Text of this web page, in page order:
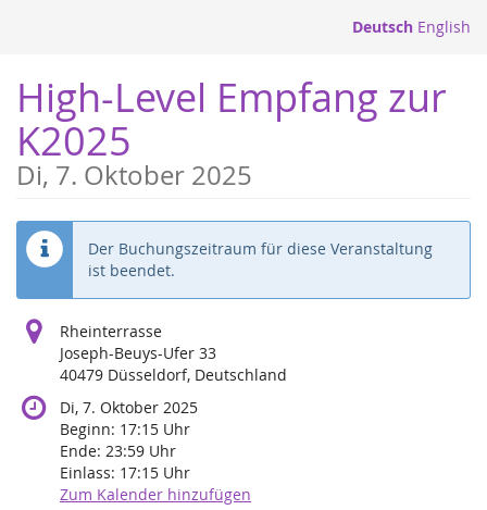
springen
Deutsch English
High-Level Empfang zur
K2025
Di, 7. Oktober 2025
Der Buchungszeitraum für diese Veranstaltung
ist beendet.
Rheinterrasse
Joseph-Beuys-Ufer 33
40479 Düsseldorf, Deutschland
Di, 7. Oktober 2025
Beginn: 17:15 Uhr
Ende: 23:59 Uhr
Einlass: 17:15 Uhr
Zum Kalender hinzufügen